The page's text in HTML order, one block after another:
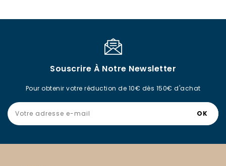
Souscrire À Notre Newsletter
Pour obtenir votre réduction de 10€ dès 150€ d'achat